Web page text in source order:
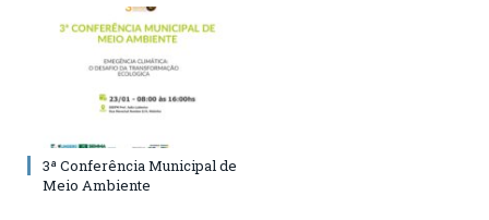
3ª Conferência Municipal de
Meio Ambiente